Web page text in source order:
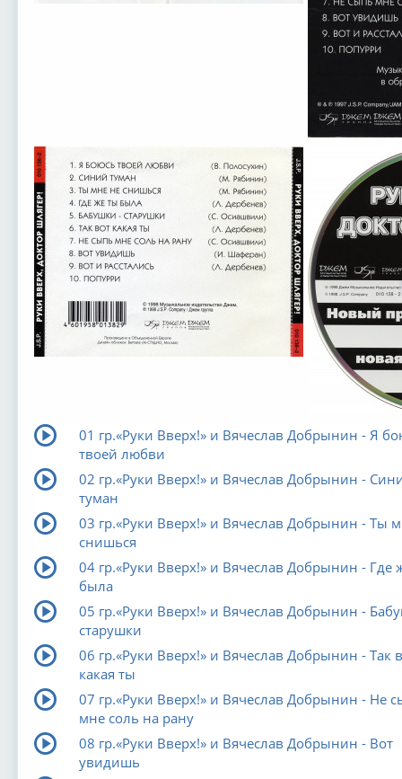
01 гр.«Руки Вверх!» и Вячеслав Добрынин - Я
твоей любви
02 гр.«Руки Вверх!» и Вячеслав Добрынин -
туман
03 гр.«Руки Вверх!» и Вячеслав Добрынин - Ты
снишься
04 гр.«Руки Вверх!» и Вячеслав Добрынин - Где
была
05 гр.«Руки Вверх!» и Вячеслав Добрынин -
старушки
06 гр.«Руки Вверх!» и Вячеслав Добрынин - Так
какая ты
07 гр.«Руки Вверх!» и Вячеслав Добрынин - Не
мне соль на рану
08 гр.«Руки Вверх!» и Вячеслав Добрынин - Вот
увидишь